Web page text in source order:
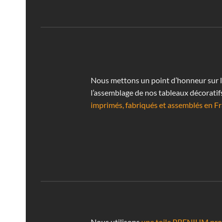
Nous mettons un point d’honneur
l’assemblage de nos tableaux
imprimés, fabriqués et assemblés en